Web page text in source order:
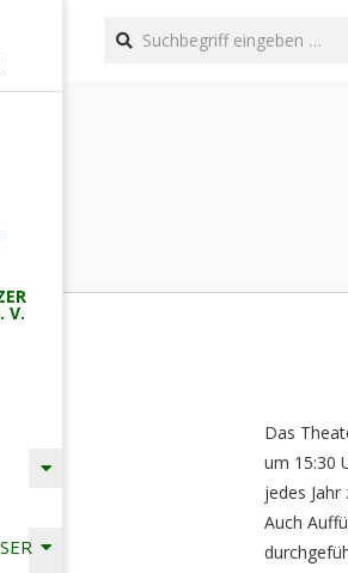
V.
Search
Das
um 15:30
jedes
Auch